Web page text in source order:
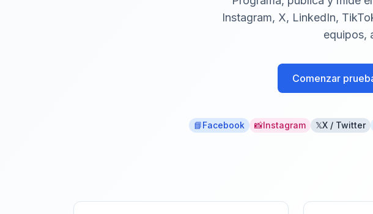
Instagram, X, LinkedIn,
equipos,
Comenzar
📘Facebook 📸Instagram 𝕏X / Twitter